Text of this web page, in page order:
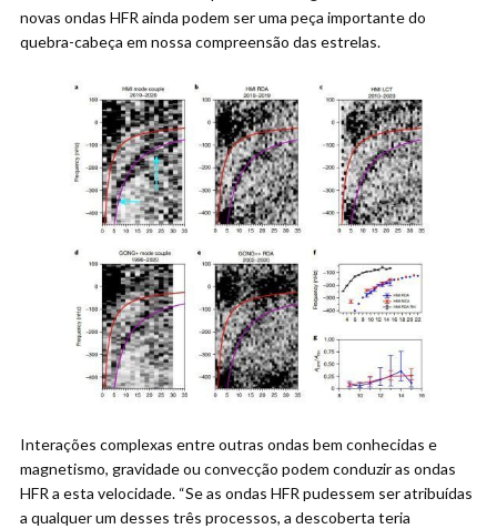
novas ondas HFR ainda podem ser uma peça importante do
quebra-cabeça em nossa compreensão das estrelas.
Interações complexas entre outras ondas bem conhecidas e
magnetismo, gravidade ou convecção podem conduzir as ondas
HFR a esta velocidade. “Se as ondas HFR pudessem ser atribuídas
a qualquer um desses três processos, a descoberta teria